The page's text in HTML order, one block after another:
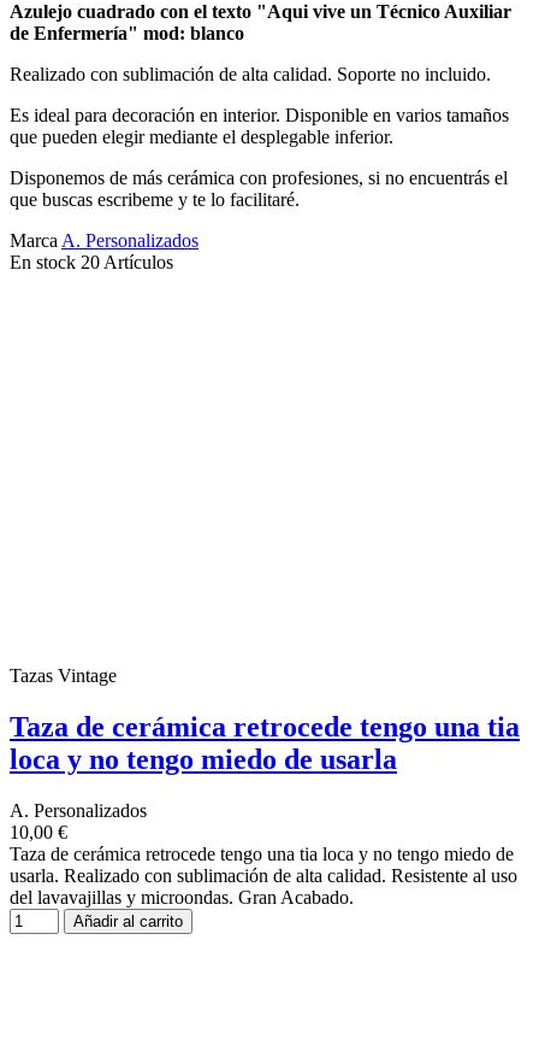
Azulejo cuadrado con el texto "Aqui vive un Técnico Auxiliar
de Enfermería" mod: blanco
Realizado con sublimación de alta calidad. Soporte no incluido.
Es ideal para decoración en interior. Disponible en varios tamaños
que pueden elegir mediante el desplegable inferior.
Disponemos de más cerámica con profesiones, si no encuentrás el
que buscas escribeme y te lo facilitaré.
MarcaA. Personalizados
En stock 20 Artículos
Tazas Vintage
Taza de cerámica retrocede tengo una tia
loca y no tengo miedo de usarla
A. Personalizados
10,00 €
Taza de cerámica retrocede tengo una tia loca y no tengo miedo de
usarla. Realizado con sublimación de alta calidad. Resistente al uso
del lavavajillas y microondas. Gran Acabado.
Añadir al carrito